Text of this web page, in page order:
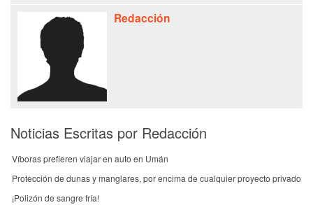
Redacción
Noticias Escritas por Redacción
Víboras prefieren viajar en auto en Umán
Protección de dunas y manglares, por encima de cualquier proyecto privado
¡Polizón de sangre fría!